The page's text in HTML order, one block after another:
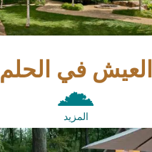
العيش في الحلم
المزيد